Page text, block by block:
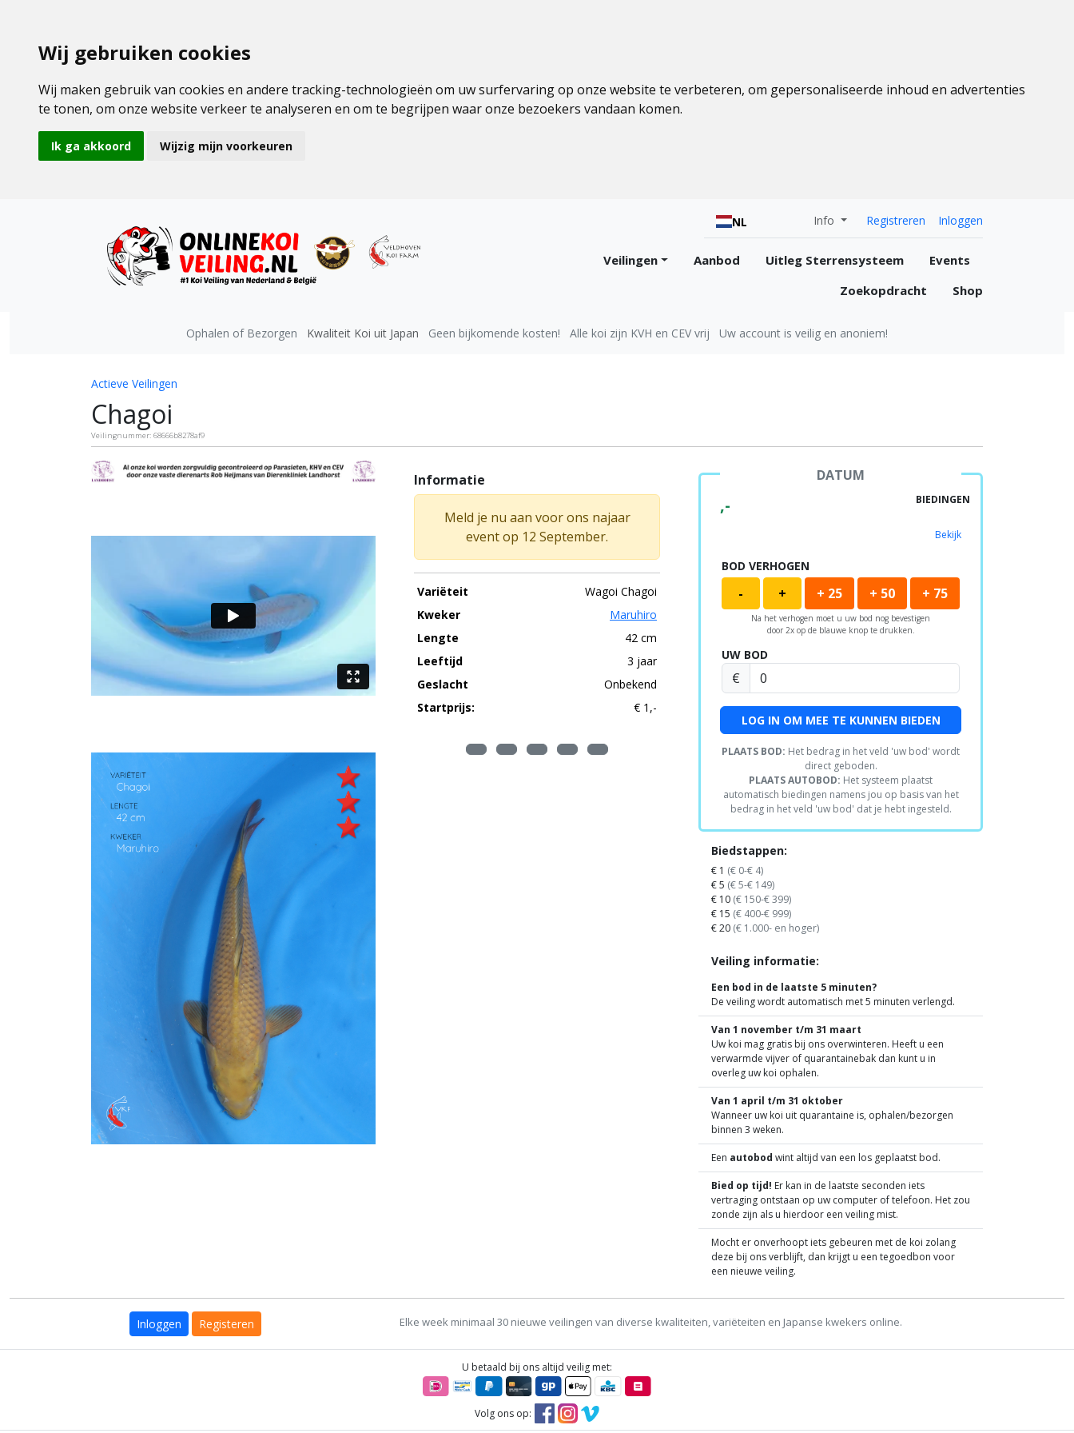
Wij gebruiken cookies
Wij maken gebruik van cookies en andere tracking-technologieën om uw surfervaring op onze website te verbeteren, om gepersonaliseerde inhoud en advertenties
te tonen, om onze website verkeer te analyseren en om te begrijpen waar onze bezoekers vandaan komen.
Ik ga akkoord Wijzig mijn voorkeuren
NL Info Registreren Inloggen
Veilingen Aanbod Uitleg Sterrensysteem
Events
Zoekopdracht
Shop
Ophalen of Bezorgen Kwaliteit Koi uit Japan Geen bijkomende kosten! Alle koi zijn KVH en CEV vrij Uw account is veilig en anoniem!
Actieve Veilingen
Chagoi
Veilingnummer: 68666b8278af9
Informatie
Meld je nu aan voor ons najaar
event op 12 September.
Variëteit
Wagoi Chagoi
Kweker
Maruhiro
Lengte
42 cm
Leeftijd
3 jaar
Geslacht
Onbekend
Startprijs:
€ 1,-
DATUM
,- BIEDINGEN
Bekijk
BOD VERHOGEN
- + + 25 + 50 + 75
Na het verhogen moet u uw bod nog bevestigen
door 2x op de blauwe knop te drukken.
UW BOD
€
LOG IN OM MEE TE KUNNEN BIEDEN
PLAATS BOD: Het bedrag in het veld 'uw bod' wordt
direct geboden.
PLAATS AUTOBOD: Het systeem plaatst
automatisch biedingen namens jou op basis van het
bedrag in het veld 'uw bod' dat je hebt ingesteld.
Biedstappen:
€ 1 (€ 0-€ 4)
€ 5 (€ 5-€ 149)
€ 10 (€ 150-€ 399)
€ 15 (€ 400-€ 999)
€ 20 (€ 1.000- en hoger)
Veiling informatie:
Een bod in de laatste 5 minuten?
De veiling wordt automatisch met 5 minuten verlengd.
Van 1 november t/m 31 maart
Uw koi mag gratis bij ons overwinteren. Heeft u een
verwarmde vijver of quarantainebak dan kunt u in
overleg uw koi ophalen.
Van 1 april t/m 31 oktober
Wanneer uw koi uit quarantaine is, ophalen/bezorgen
binnen 3 weken.
Een autobod wint altijd van een los geplaatst bod.
Bied op tijd! Er kan in de laatste seconden iets
vertraging ontstaan op uw computer of telefoon. Het zou
zonde zijn als u hierdoor een veiling mist.
Mocht er onverhoopt iets gebeuren met de koi zolang
deze bij ons verblijft, dan krijgt u een tegoedbon voor
een nieuwe veiling.
Inloggen Registeren Elke week minimaal 30 nieuwe veilingen van diverse kwaliteiten, variëteiten en Japanse kwekers online.
U betaald bij ons altijd veilig met:
Volg ons op: